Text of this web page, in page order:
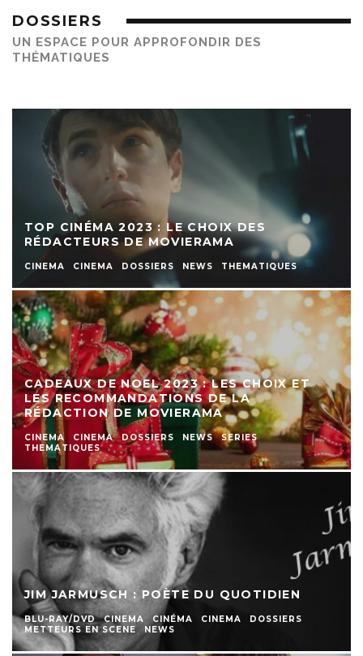
DOSSIERS
UN ESPACE POUR APPROFONDIR DES
THÉMATIQUES
TOP CINÉMA 2023 : LE CHOIX DES
RÉDACTEURS DE MOVIERAMA
CINEMA CINEMA DOSSIERS NEWS THEMATIQUES
CADEAUX DE NOEL 2023 : LES CHOIX ET
LES RECOMMANDATIONS DE LA
RÉDACTION DE MOVIERAMA
CINEMA CINEMA DOSSIERS NEWS
SERIES
THEMATIQUES
JIM JARMUSCH : POÈTE DU QUOTIDIEN
BLU-RAY/DVD CINEMA CINÉMA CINEMA
DOSSIERS
METTEURS EN SCENE
NEWS